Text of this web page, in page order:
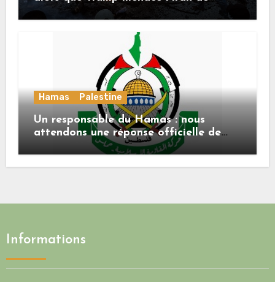
«décapitation»
Hamas Palestine
Un responsable du Hamas : nous
attendons une réponse officielle de
Mladenov concernant la feuille de
route de la deuxième phase de l’accord
Informations